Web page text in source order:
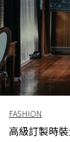
FASHION
高級訂製時